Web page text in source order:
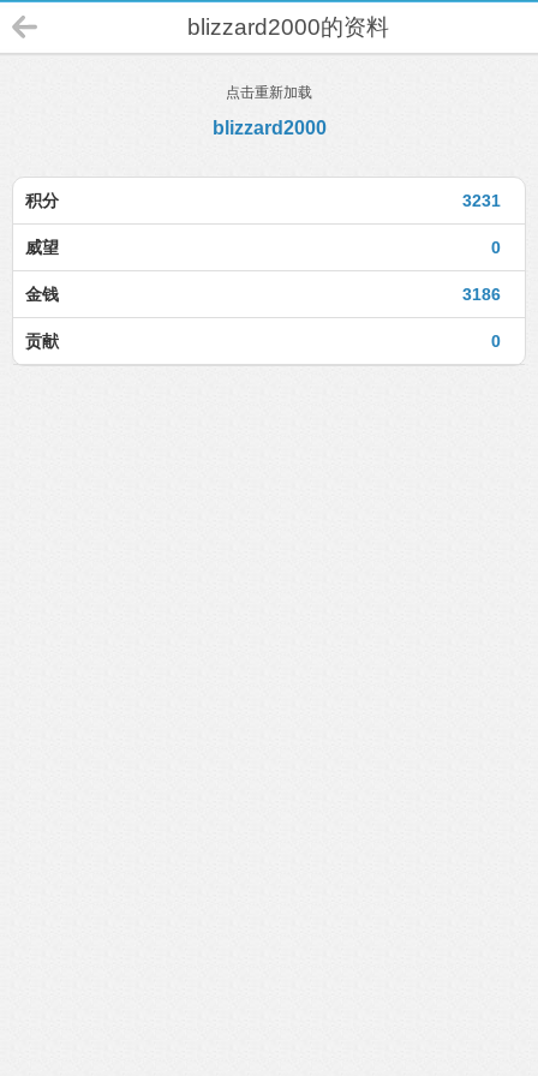
blizzard2000的资料
点击重新加载
blizzard2000
3231
积分
0
威望
3186
金钱
0
贡献